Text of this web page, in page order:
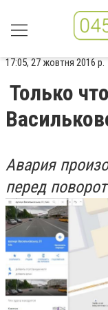
17:05, 27 жовтня 2016 р.
Только
Авария
перед